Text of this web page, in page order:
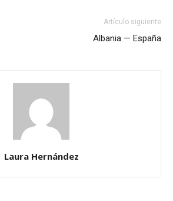
Artículo siguiente
Albania — España
Laura Hernández